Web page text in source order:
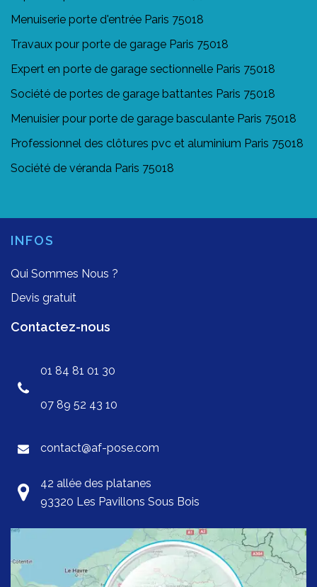
Menuiserie porte d'entrée Paris 75018
Travaux pour porte de garage Paris 75018
Expert en porte de garage sectionnelle Paris 75018
Société de portes de garage battantes Paris 75018
Menuisier pour porte de garage basculante Paris 75018
Professionnel des clôtures pvc et aluminium Paris 75018
Société de véranda Paris 75018
INFOS
Qui Sommes Nous ?
Devis gratuit
Contactez-nous
01 84 81 01 30
07 89 52 43 10
contact@af-pose.com
42 allée des platanes
93320 Les Pavillons Sous Bois